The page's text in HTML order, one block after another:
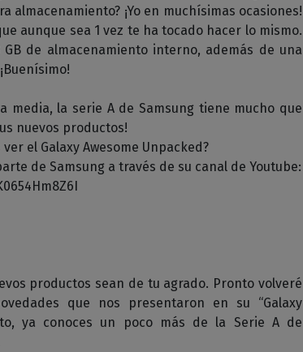
almacenamiento? ¡Yo en muchísimas ocasiones!
aunque sea 1 vez te ha tocado hacer lo mismo.
GB de almacenamiento interno, además de una
media, la serie A de Samsung tiene mucho que
nuevos productos!
el Galaxy Awesome Unpacked?
de Samsung a través de su canal de Youtube:
productos sean de tu agrado. Pronto volveré
que nos presentaron en su “Galaxy
ya conoces un poco más de la Serie A de